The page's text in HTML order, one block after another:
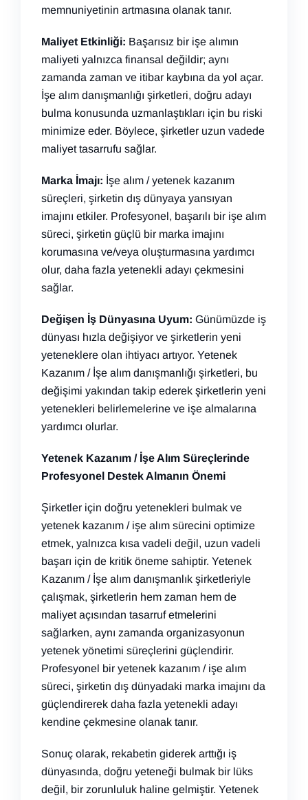
memnuniyetinin artmasına olanak tanır.
Maliyet Etkinliği: Başarısız bir işe alımın
maliyeti yalnızca finansal değildir; aynı
zamanda zaman ve itibar kaybına da yol açar.
İşe alım danışmanlığı şirketleri, doğru adayı
bulma konusunda uzmanlaştıkları için bu riski
minimize eder. Böylece, şirketler uzun vadede
maliyet tasarrufu sağlar.
Marka İmajı: İşe alım / yetenek kazanım
süreçleri, şirketin dış dünyaya yansıyan
imajını etkiler. Profesyonel, başarılı bir işe alım
süreci, şirketin güçlü bir marka imajını
korumasına ve/veya oluşturmasına yardımcı
olur, daha fazla yetenekli adayı çekmesini
sağlar.
Değişen İş Dünyasına Uyum: Günümüzde iş
dünyası hızla değişiyor ve şirketlerin yeni
yeteneklere olan ihtiyacı artıyor. Yetenek
Kazanım / İşe alım danışmanlığı şirketleri, bu
değişimi yakından takip ederek şirketlerin yeni
yetenekleri belirlemelerine ve işe almalarına
yardımcı olurlar.
Yetenek Kazanım / İşe Alım Süreçlerinde
Profesyonel Destek Almanın Önemi
Şirketler için doğru yetenekleri bulmak ve
yetenek kazanım / işe alım sürecini optimize
etmek, yalnızca kısa vadeli değil, uzun vadeli
başarı için de kritik öneme sahiptir. Yetenek
Kazanım / İşe alım danışmanlık şirketleriyle
çalışmak, şirketlerin hem zaman hem de
maliyet açısından tasarruf etmelerini
sağlarken, aynı zamanda organizasyonun
yetenek yönetimi süreçlerini güçlendirir.
Profesyonel bir yetenek kazanım / işe alım
süreci, şirketin dış dünyadaki marka imajını da
güçlendirerek daha fazla yetenekli adayı
kendine çekmesine olanak tanır.
Sonuç olarak, rekabetin giderek arttığı iş
dünyasında, doğru yeteneği bulmak bir lüks
değil, bir zorunluluk haline gelmiştir. Yetenek